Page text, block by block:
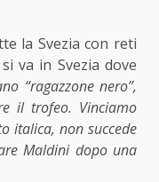
la Svezia con reti
va in Svezia dove
“ragazzone nero”,
il trofeo. Vinciamo
italica, non succede
Maldini dopo una